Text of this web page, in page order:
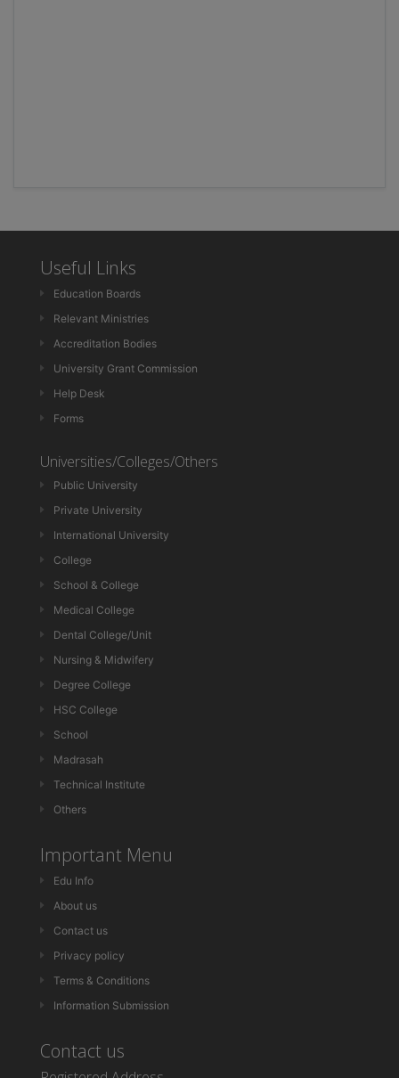
Useful Links
Education Boards
Relevant Ministries
Accreditation Bodies
University Grant Commission
Help Desk
Forms
Universities/Colleges/Others
Public University
Private University
International University
College
School & College
Medical College
Dental College/Unit
Nursing & Midwifery
Degree College
HSC College
School
Madrasah
Technical Institute
Others
Important Menu
Edu Info
About us
Contact us
Privacy policy
Terms & Conditions
Information Submission
Contact us